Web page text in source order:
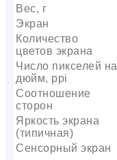
Вес, г
Экран
Количество
цветов экрана
Число пикселей на
дюйм, ppi
Соотношение
сторон
Яркость экрана
(типичная)
Сенсорный экран